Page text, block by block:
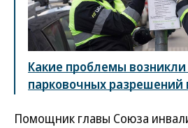
Какие проблемы
парковочных разрешений
Помощник главы Союза